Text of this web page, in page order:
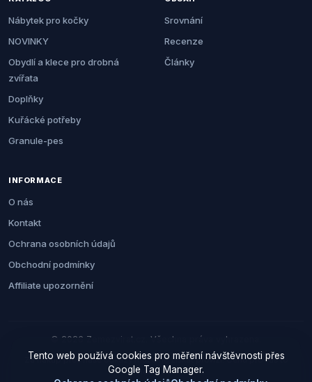
Nábytek pro kočky
NOVINKY
Obydlí a klece pro drobná
zvířata
Doplňky
Kuřácké potřeby
Granule-pes
Srovnání
Recenze
Články
INFORMACE
O nás
Kontakt
Ochrana osobních údajů
Obchodní podmínky
Affiliate upozornění
© 2026 Zemezvirat.cz. Všechna práva vyhrazena.
Za nákup přes naše odkazy můžeme získat provizi. Cenu pro vás to
neovlivní.
Tento web používá cookies pro měření návštěvnosti přes
Google Tag Manager.